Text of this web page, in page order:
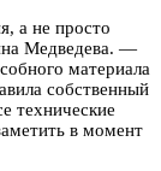
а не просто
Медведева. —
материала
собственный
технические
в момент